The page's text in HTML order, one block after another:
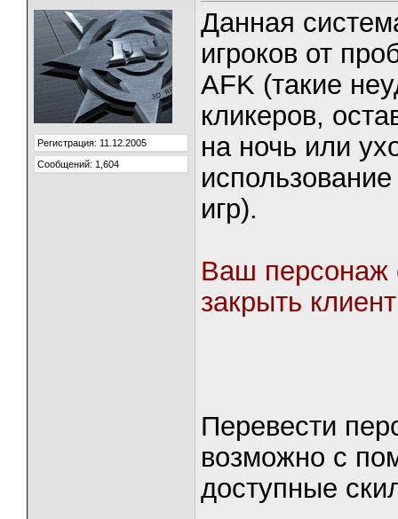
Регистрация: 11.12.2005
Сообщений: 1,604
Данная
игроков от
AFK (такие
кликеров,
на ночь или
игр).
Ваш персонаж
закрыть
Перевести
возможно с
доступные